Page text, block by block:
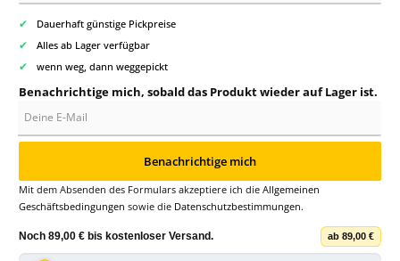
✔ Dauerhaft günstige Pickpreise
✔ Alles ab Lager verfügbar
✔ wenn weg, dann weggepickt
Benachrichtige mich, sobald das Produkt wieder auf Lager ist.
Benachrichtige mich
Mit dem Absenden des Formulars akzeptiere ich die Allgemeinen
Geschäftsbedingungen sowie die Datenschutzbestimmungen.
Noch 89,00 € bis kostenloser Versand. ab 89,00 €